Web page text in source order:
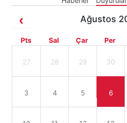
Ağustos
Pts Sal Çar Per
27 28 29 30
3 4 5 6